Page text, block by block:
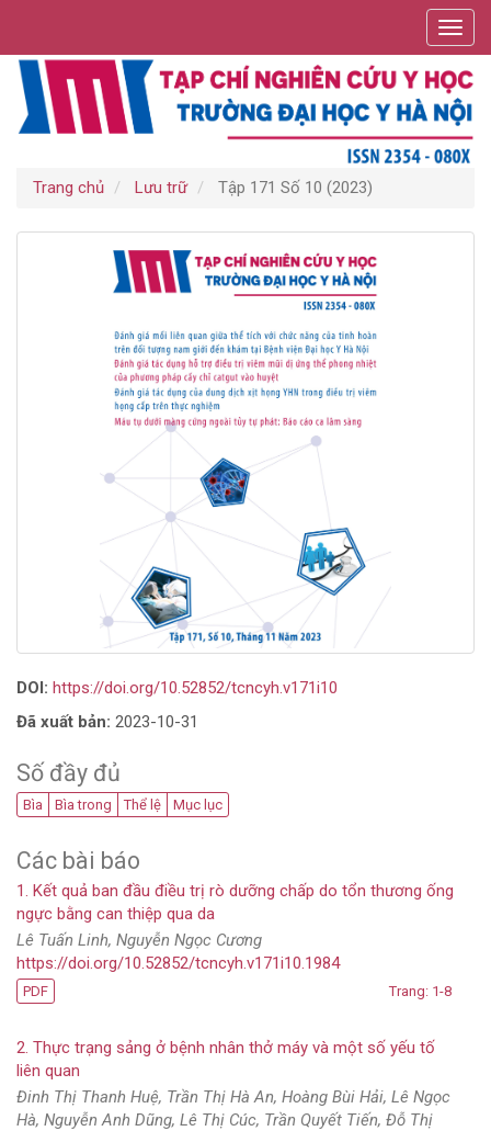
chính
Nội
dung
chính
Trang chủ Lưu trữ Tập 171 Số 10 (2023)
DOI: https://doi.org/10.52852/tcncyh.v171i10
Đã xuất bản: 2023-10-31
Số đầy đủ
Bìa Bìa trong Thể lệ Mục lục
Các bài báo
1. Kết quả ban đầu điều trị rò dưỡng chấp do tổn thương ống
ngực bằng can thiệp qua da
Lê Tuấn Linh, Nguyễn Ngọc Cương
https://doi.org/10.52852/tcncyh.v171i10.1984
PDF Trang: 1-8
2. Thực trạng sảng ở bệnh nhân thở máy và một số yếu tố
liên quan
Đinh Thị Thanh Huệ, Trần Thị Hà An, Hoàng Bùi Hải, Lê Ngọc
Hà, Nguyễn Anh Dũng, Lê Thị Cúc, Trần Quyết Tiến, Đỗ Thị